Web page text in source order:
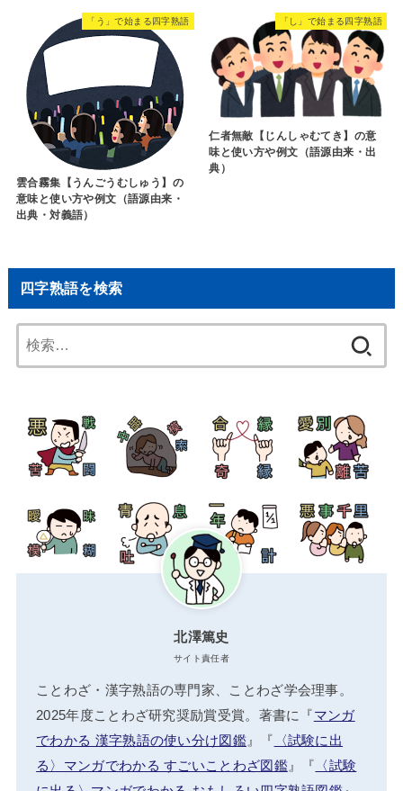
「う」で始まる四字熟語
雲合霧集【うんごうむしゅう】の
意味と使い方や例文（語源由来・
出典・対義語）
「し」で始まる四字熟語
仁者無敵【じんしゃむてき】の意
味と使い方や例文（語源由来・出
典）
四字熟語を検索
索:
北澤篤史
サイト責任者
ことわざ・漢字熟語の専門家、ことわざ学会理事。
2025年度ことわざ研究奨励賞受賞。著書に『マンガ
でわかる 漢字熟語の使い分け図鑑』『 〈試験に出
る〉マンガでわかる すごいことわざ図鑑』『 〈試験